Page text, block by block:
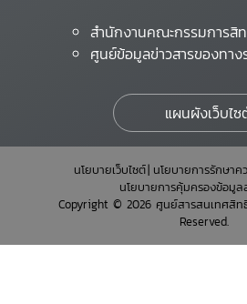
สำนักงานคณะกรรมการสิ
ศูนย์ข้อมูลข่าวสารของทาง
แผนผังเว็บไซ
นโยบายเว็บไซต์ นโยบายการรักษา
นโยบายการคุ้มครองข้อมู
Copyright © 2026 ศูนย์สารสนเทศสิ
Reserved.